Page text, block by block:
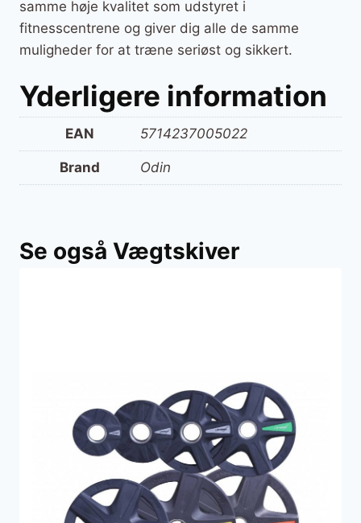
samme høje kvalitet som udstyret i
fitnesscentrene og giver dig alle de samme
muligheder for at træne seriøst og sikkert.
Yderligere information
EAN 5714237005022
Brand Odin
Se også Vægtskiver